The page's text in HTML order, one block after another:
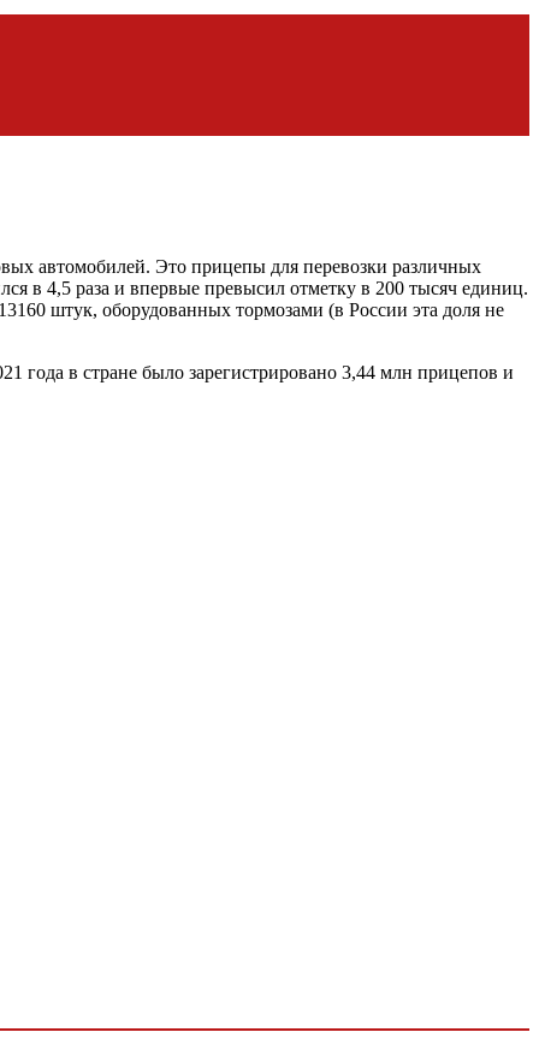
автомобилей. Это прицепы для перевозки различных
в 4,5 раза и впервые превысил отметку в 200 тысяч единиц.
штук, оборудованных тормозами (в России эта доля не
года в стране было зарегистрировано 3,44 млн прицепов и